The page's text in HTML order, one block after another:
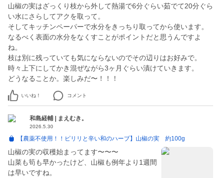
山椒の実はざっくり枝から外して熱湯で6分ぐらい茹でて20分ぐら
い水にさらしてアクを取って。
そしてキッチンペーパーで水分をきっちり取ってから使います。
なるべく表面の水分をなくすことがポイントだと思うんですよ
ね。
枝は別に残っていても気にならないのでその辺りはお好みで。
時々上下にしてかき混ぜながら3ヶ月ぐらい漬けていきます。
どうなることか。楽しみだ〜！！！
いいね！ コメント
和島経輔 | まえむき。
2026.5.30
【農薬不使用！！ピリリと辛い和のハーブ】山椒の実 約100g
山椒の実の収穫始まってます〜〜〜
山菜も筍も早かったけど、山椒も例年より1週間
は早いですね。